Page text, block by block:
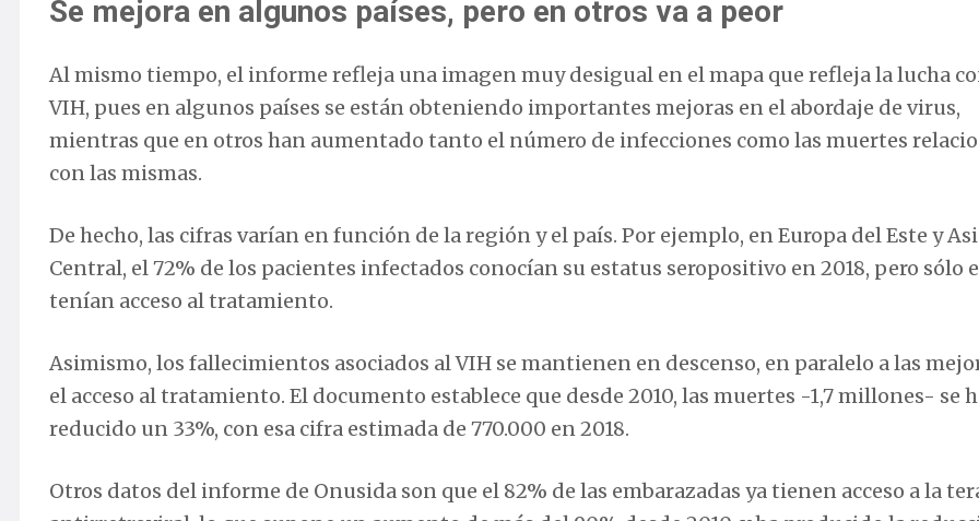
Se mejora en algunos países, pero en otros va a peor
Al mismo tiempo, el informe refleja una imagen muy desigual en el mapa que refleja la lucha
VIH, pues en algunos países se están obteniendo importantes mejoras en el abordaje de virus,
mientras que en otros han aumentado tanto el número de infecciones como las muertes
con las mismas.
De hecho, las cifras varían en función de la región y el país. Por ejemplo, en Europa del Este y
Central, el 72% de los pacientes infectados conocían su estatus seropositivo en 2018, pero sólo
tenían acceso al tratamiento.
Asimismo, los fallecimientos asociados al VIH se mantienen en descenso, en paralelo a las
el acceso al tratamiento. El documento establece que desde 2010, las muertes -1,7 millones- se
reducido un 33%, con esa cifra estimada de 770.000 en 2018.
Otros datos del informe de Onusida son que el 82% de las embarazadas ya tienen acceso a la